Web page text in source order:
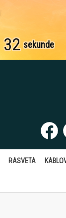
31 sekund
RASVETA